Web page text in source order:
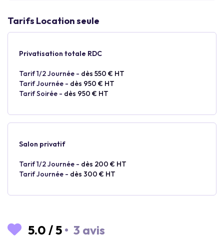
Tarifs Location seule
Privatisation totale RDC
Tarif 1/2 Journée - dès 550 € HT
Tarif Journée - dès 950 € HT
Tarif Soirée - dès 950 € HT
Salon privatif
Tarif 1/2 Journée - dès 200 € HT
Tarif Journée - dès 300 € HT
5.0 /5 • 3 avis